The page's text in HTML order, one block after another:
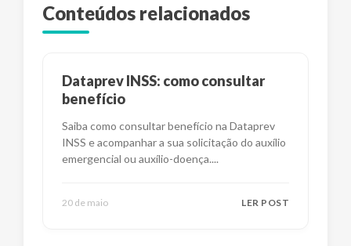
Conteúdos relacionados
Dataprev INSS: como consultar
benefício
Saiba como consultar benefício na Dataprev
INSS e acompanhar a sua solicitação do auxílio
emergencial ou auxílio-doença....
20 de maio LER POST